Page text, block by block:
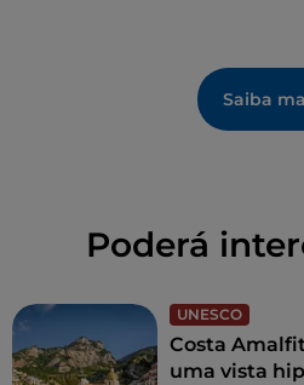
Saiba
Poderá
UNESCO
Costa
uma vista